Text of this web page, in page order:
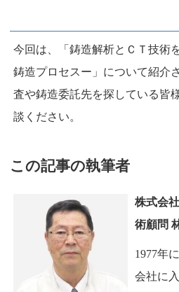
今回は、「鋳造解析とＣＴ技術
鋳造プロセスー」について紹介
査や鋳造委託先を探している皆
談ください。
この記事の執筆者
株式会
術顧問
1977年
会社に